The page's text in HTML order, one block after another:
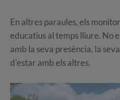
En altres paraules, els
educatius al temps lliure. No
amb la seva presència, la
d'estar amb els altres.